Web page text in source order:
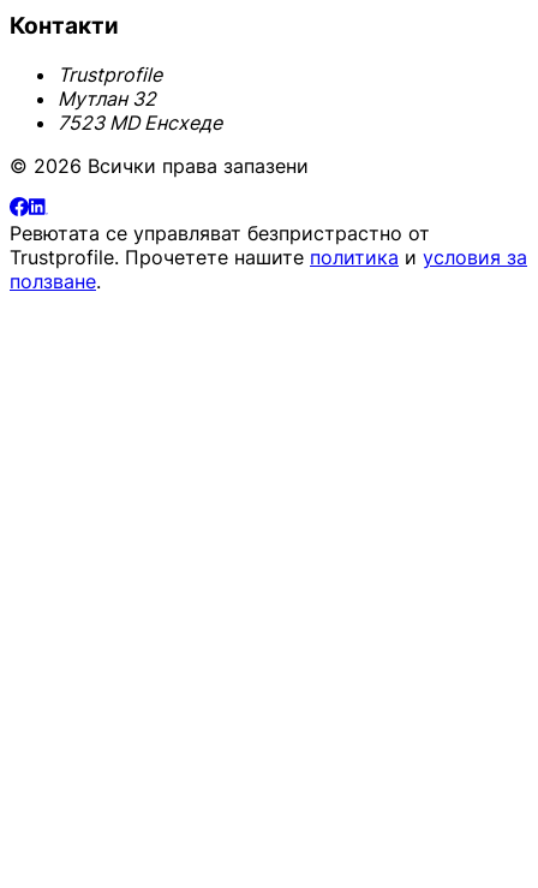
Контакти
Trustprofile
Мутлан 32
7523 MD Енсхеде
© 2026 Всички права запазени
Ревютата се управляват безпристрастно от
Trustprofile. Прочетете нашите политика и условия за
ползване.